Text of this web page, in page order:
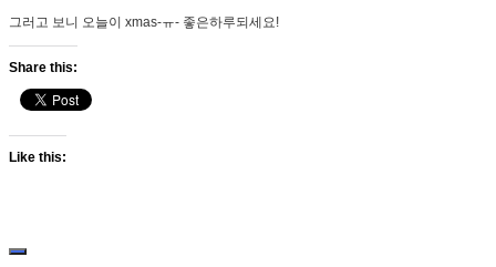
그러고 보니 오늘이 xmas-ㅠ- 좋은하루되세요!
Share this:
Like this: